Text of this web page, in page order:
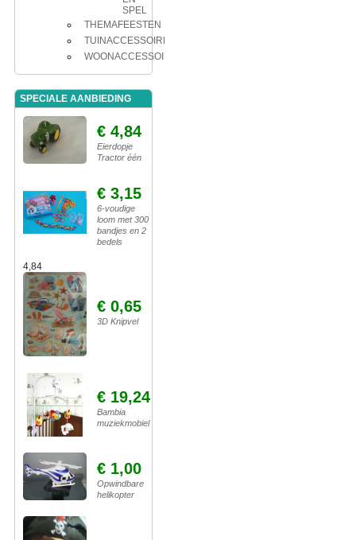
SPEL
THEMAFEESTEN
TUINACCESSOIRES
WOONACCESSOIRES
SPECIALE AANBIEDING
€ 4,84
Eierdopje
Tractor één
€ 3,15
6-voudige
loom met 300
bandjes en 2
bedels
4,84
€ 0,65
3D Knipvel
€ 19,24
Bambia
muziekmobiel
€ 1,00
Opwindbare
helikopter